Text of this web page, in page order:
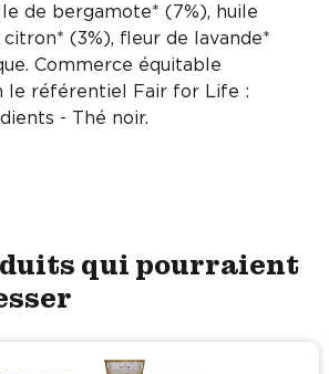
de bergamote* (7%), huile
(3%), fleur de lavande*
Commerce équitable
le référentiel Fair for Life :
- Thé noir.
qui pourraient